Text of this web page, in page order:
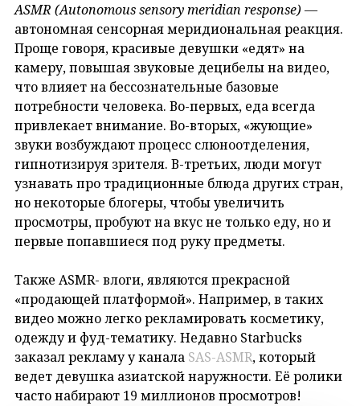
ASMR (Autonomoussensorymeridian response) —
автономная сенсорная меридиональная реакция.
Проще говоря, красивые девушки «едят» на
камеру, повышая звуковые децибелы на видео,
что влияет на бессознательные базовые
потребности человека. Во-первых, еда всегда
привлекает внимание. Во-вторых, «жующие»
звуки возбуждают процесс слюноотделения,
гипнотизируя зрителя. В-третьих, люди могут
узнавать про традиционные блюда других стран,
но некоторые блогеры, чтобы увеличить
просмотры, пробуют на вкус не только еду, но и
первые попавшиеся под руку предметы.
Также ASMR- влоги, являются прекрасной
«продающей платформой». Например, в таких
видео можно легко рекламировать косметику,
одежду и фуд-тематику. Недавно Starbucks
заказал рекламу у канала SAS-ASMR, который
ведет девушка азиатской наружности. Её ролики
часто набирают 19 миллионов просмотров!